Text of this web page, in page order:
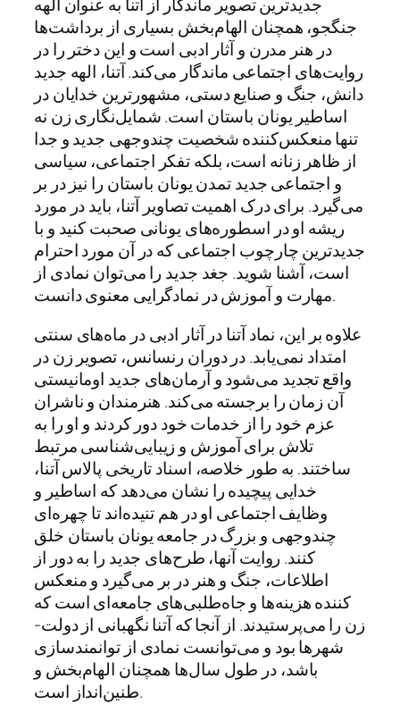
جنگجو، همچنان الهام‌بخش بسیاری از برداشت‌ها
در هنر مدرن و آثار ادبی است و این دختر را در
روایت‌های اجتماعی ماندگار می‌کند. آتنا، الهه جدید
دانش، جنگ و صنایع دستی، مشهورترین خدایان در
اساطیر یونان باستان است. شمایل‌نگاری زن نه
تنها منعکس‌کننده شخصیت چندوجهی جدید و جدا
از ظاهر زنانه است، بلکه تفکر اجتماعی، سیاسی
و اجتماعی جدید تمدن یونان باستان را نیز در بر
می‌گیرد. برای درک اهمیت تصاویر آتنا، باید در مورد
ریشه او در اسطوره‌های یونانی صحبت کنید و با
جدیدترین چارچوب اجتماعی که در آن مورد احترام
است، آشنا شوید. جغد جدید را می‌توان نمادی از
مهارت و آموزش در نمادگرایی معنوی دانست.
علاوه بر این، نماد آتنا در آثار ادبی در ماه‌های سنتی
امتداد نمی‌یابد. در دوران رنسانس، تصویر زن در
واقع تجدید می‌شود و آرمان‌های جدید اومانیستی
آن زمان را برجسته می‌کند. هنرمندان و ناشران
عزم خود را از خدمات خود دور کردند و او را به
تلاش برای آموزش و زیبایی‌شناسی مرتبط
ساختند. به طور خلاصه، اسناد تاریخی پالاس آتنا،
خدایی پیچیده را نشان می‌دهد که اساطیر و
وظایف اجتماعی او در هم تنیده‌اند تا چهره‌ای
چندوجهی و بزرگ در جامعه یونان باستان خلق
کنند. روایت آنها، طرح‌های جدید را به دور از
اطلاعات، جنگ و هنر در بر می‌گیرد و منعکس
کننده هزینه‌ها و جاه‌طلبی‌های جامعه‌ای است که
زن را می‌پرستیدند. از آنجا که آتنا نگهبانی از دولت-
شهرها بود و می‌توانست نمادی از توانمندسازی
باشد، در طول سال‌ها همچنان الهام‌بخش و
طنین‌انداز است.